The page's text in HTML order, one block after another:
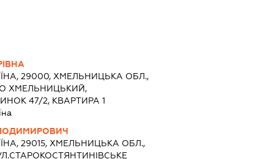
29000, ХМЕЛЬНИЦЬКА ОБЛ.,
ХМЕЛЬНИЦЬКИЙ,
47/2, КВАРТИРА 1
29015, ХМЕЛЬНИЦЬКА ОБЛ.,